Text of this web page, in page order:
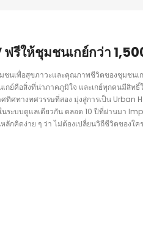
รีให้ชุมชนเกย์กว่า
นเพื่อสุขภาวะและคุณภาพชีวิตของชุมชนเ
กย์คือสิ่งที่น่าภาคภูมิใจ และเกย์ทุกคนมีสิท
ศทางทศวรรษที่สอง มุ่งสู่การเป็น Urban
ระบบดูแลเดียวกัน ตลอด 10 ปีที่ผ่านมา
กคิดง่าย ๆ ว่า ไม่ต้องเปลี่ยนวิถีชีวิตของใ